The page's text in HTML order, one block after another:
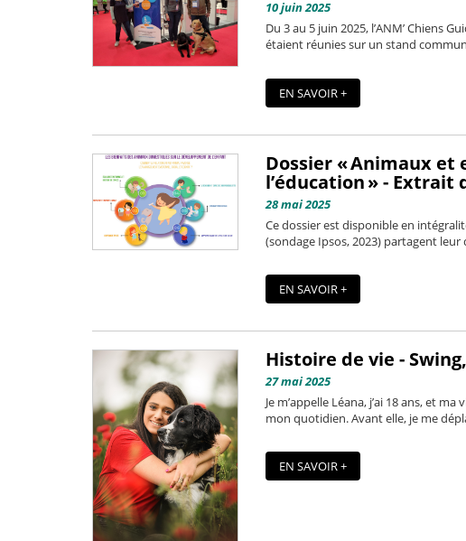
10 juin 2025
Du 3 au 5 juin 2025, l’ANM’ Chiens
étaient réunies sur un stand
EN SAVOIR +
Dossier « Animaux
l’éducation » - Extrait
28 mai 2025
Ce dossier est disponible en
(sondage Ipsos, 2023) partagent
EN SAVOIR +
Histoire de vie -
27 mai 2025
Je m’appelle Léana, j’ai 18 ans, et
mon quotidien. Avant elle, je me
EN SAVOIR +